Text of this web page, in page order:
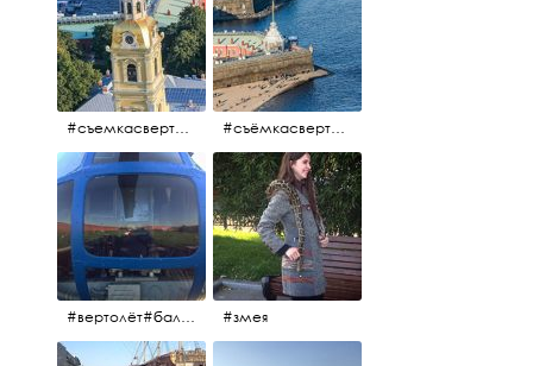
#съемкасвертолета #вертолёт #съёмкасвертолёта #петропавловскаякрепость #заячийостров #санктпетербург #съёмкасвертолёта #питер #петропавловскаякрепость #нева #осень2017
#вертолёт#балтийскиеавиалинии #петропавловскаякрепость #заячийостров #полётынадпитером #полётынадгородом #полёты #змея